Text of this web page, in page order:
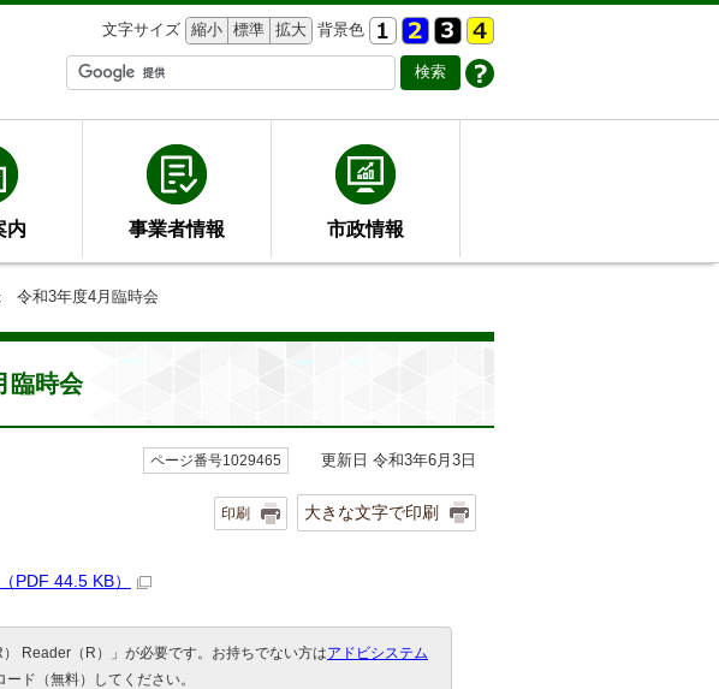
文字サイズ 縮小 標準 拡大 背景色
内 事業者情報 市政情報
令和3年度4月臨時会
臨時会
ページ番号1029465 更新日 令和3年6月3日
印刷 大きな文字で印刷
PDF 44.5 KB）
Reader（R）」が必要です。お持ちでない方はアドビシステム
ード（無料）してください。